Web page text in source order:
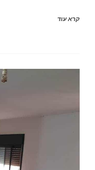
קרא עוד